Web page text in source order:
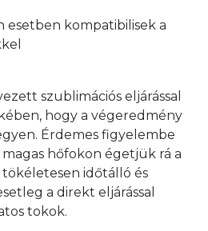
esetben kompatibilisek a
szublimációs eljárással
hogy a végeredmény
Érdemes figyelembe
hőfokon égetjük rá a
időtálló és
a direkt eljárással
tokok.